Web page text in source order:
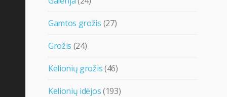
Gamtos grožis (27)
Grožis (24)
Kelionių grožis(46)
Kelionių idėjos(193)